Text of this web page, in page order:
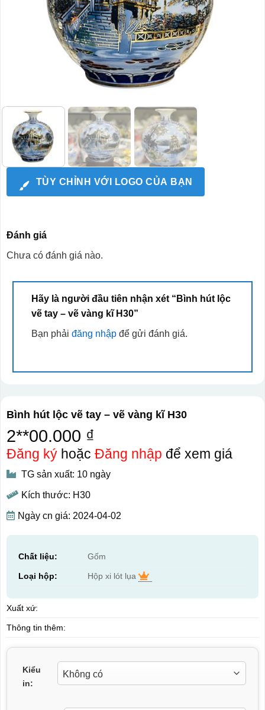
TÙY CHỈNH VỚI LOGO CỦA BẠN
Đánh giá
Chưa có đánh giá nào.
Hãy là người đầu tiên nhận xét “Bình hút lộc
vẽ tay – vẽ vàng kĩ H30”
Bạn phải đăng nhậpđể gửi đánh giá.
Bình hút lộc vẽ tay – vẽ vàng kĩ H30
2**00.000 ₫
Đăng kýhoặc Đăng nhập để xem giá
TG sản xuất: 10 ngày
Kích thước: H30
Ngày cn giá: 2024-04-02
Chất liệu: Gốm
Loại hộp: Hộp xi lót lụa
Xuất xứ:
Thông tin thêm:
Kiểu
in: